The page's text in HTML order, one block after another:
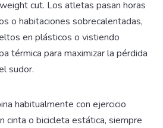
cut. Los atletas pasan horas
o habitaciones sobrecalentadas,
en plásticos o vistiendo
térmica para maximizar la pérdida
sudor.
habitualmente con ejercicio
cinta o bicicleta estática, siempre